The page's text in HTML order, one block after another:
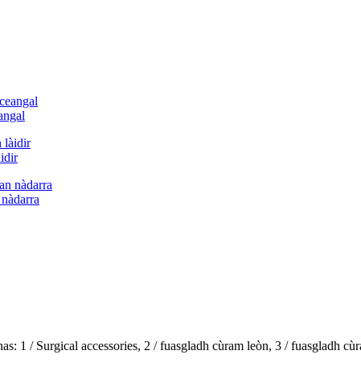
1 / Surgical accessories, 2 / fuasgladh cùram leòn, 3 / fuasgladh